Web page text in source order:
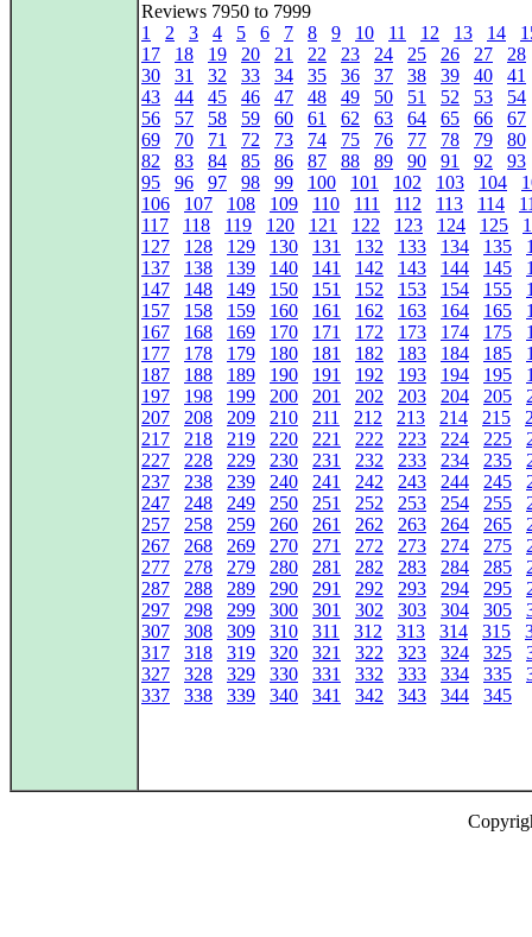
Reviews 7950 to 7999
1
2 3 4 5 6 7 8 9 10 11 12 13 14
17
18 19 20 21 22 23 24 25 26 27
28
30
31 32 33 34 35 36 37 38 39 40
41
43
44 45 46 47 48 49 50 51 52 53
54
56
57 58 59 60 61 62 63 64 65 66
67
69
70 71 72 73 74 75 76 77 78 79
80
82
83 84 85 86 87 88 89 90 91 92
93
95
96 97 98 99 100 101 102 103 104
106
107 108 109 110 111 112 113 114
117
118 119 120 121 122 123 124 125
127
128 129 130 131 132 133 134 135
137
138 139 140 141 142 143 144 145
147
148 149 150 151 152 153 154 155
157
158 159 160 161 162 163 164 165
167
168 169 170 171 172 173 174 175
177
178 179 180 181 182 183 184 185
187
188 189 190 191 192 193 194 195
197
198 199 200 201 202 203 204 205
207
208 209 210 211 212 213 214 215
217
218 219 220 221 222 223 224 225
227
228 229 230 231 232 233 234 235
237
238 239 240 241 242 243 244 245
247
248 249 250 251 252 253 254 255
257
258 259 260 261 262 263 264 265
267
268 269 270 271 272 273 274 275
277
278 279 280 281 282 283 284 285
287
288 289 290 291 292 293 294 295
297
298 299 300 301 302 303 304 305
307
308 309 310 311 312 313 314 315
317
318 319 320 321 322 323 324 325
327
328 329 330 331 332 333 334 335
337
338 339 340 341 342 343 344 345